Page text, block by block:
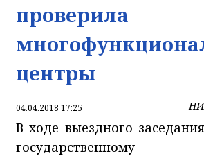
проверила
центры
04.04.2018 17:25
В ходе выездного
государственному